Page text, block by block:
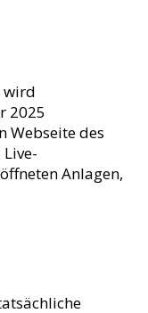
wird
2025
Webseite des
Anlagen,